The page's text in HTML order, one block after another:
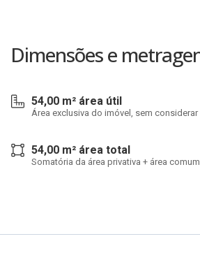
Dimensões e
54,00 m² área útil
Área exclusiva do imóvel, sem
54,00 m² área total
Somatória da área privativa + área comum